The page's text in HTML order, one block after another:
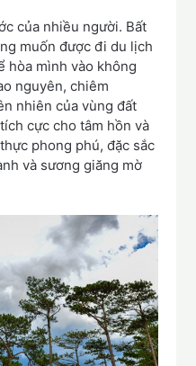
của nhiều người. Bất
muốn được đi du lịch
hòa mình vào không
nguyên, chiêm
nhiên của vùng đất
cực cho tâm hồn và
phong phú, đặc sắc
và sương giăng mờ